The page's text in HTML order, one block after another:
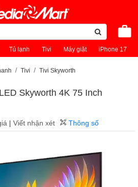
Tủ lạnh Tivi Máy giặt iPhone 17
Tivi Tivi Skyworth
Skyworth 4K 75 Inch
| Viết nhận xét Thông số